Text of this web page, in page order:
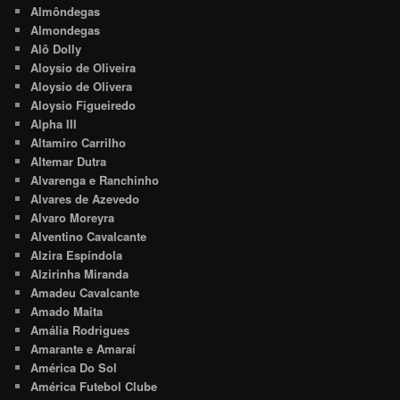
Almôndegas
Almondegas
Alô Dolly
Aloysio de Oliveira
Aloysio de Olivera
Aloysio Figueiredo
Alpha III
Altamiro Carrilho
Altemar Dutra
Alvarenga e Ranchinho
Alvares de Azevedo
Alvaro Moreyra
Alventino Cavalcante
Alzira Espíndola
Alzirinha Miranda
Amadeu Cavalcante
Amado Maita
Amália Rodrigues
Amarante e Amaraí
América Do Sol
América Futebol Clube